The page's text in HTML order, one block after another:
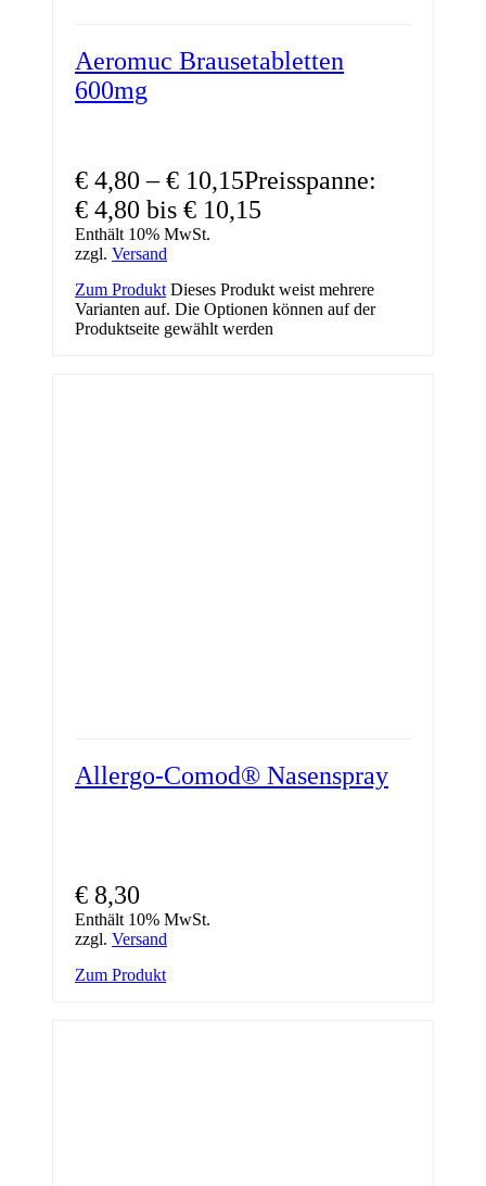
Aeromuc Brausetabletten
600mg
€ 4,80 –€ 10,15Preisspanne:
€ 4,80 bis € 10,15
Enthält 10% MwSt.
zzgl. Versand
Zum Produkt Dieses Produkt weist mehrere
Varianten auf. Die Optionen können auf der
Produktseite gewählt werden
Allergo-Comod® Nasenspray
€ 8,30
Enthält 10% MwSt.
zzgl. Versand
Zum Produkt